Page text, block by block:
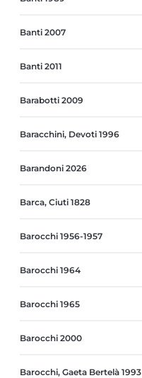
Banti 2007
Banti 2011
Barabotti 2009
Baracchini, Devoti 1996
Barandoni 2026
Barca, Ciuti 1828
Barocchi 1956-1957
Barocchi 1964
Barocchi 1965
Barocchi 2000
Barocchi, Gaeta Bertelà 1993